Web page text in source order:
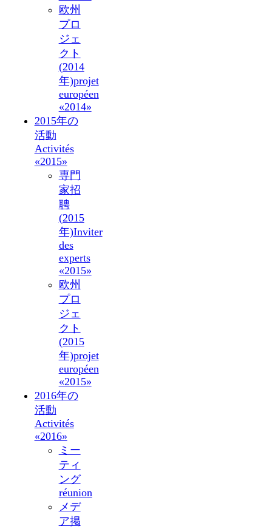
欧州
プロ
ジェ
クト
(2014
年)projet
européen
«2014»
2015年の
活動
Activités
«2015»
専門
家招
聘
(2015
年)Inviter
des
experts
«2015»
欧州
プロ
ジェ
クト
(2015
年)projet
européen
«2015»
2016年の
活動
Activités
«2016»
ミー
ティ
ング
réunion
メデ
ア掲